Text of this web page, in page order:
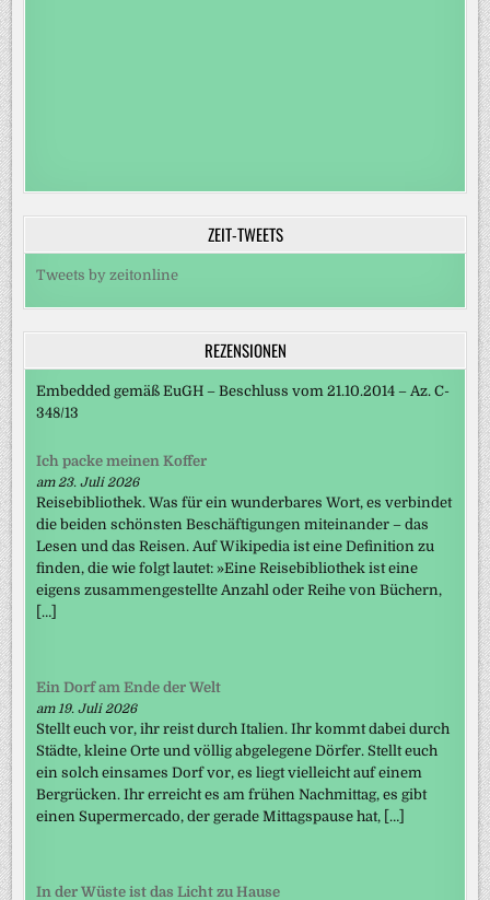
ZEIT-TWEETS
Tweets by zeitonline
REZENSIONEN
Embedded gemäß EuGH – Beschluss vom 21.10.2014 – Az. C-
348/13
Ich packe meinen Koffer
am 23. Juli 2026
Reisebibliothek. Was für ein wunderbares Wort, es verbindet
die beiden schönsten Beschäftigungen miteinander – das
Lesen und das Reisen. Auf Wikipedia ist eine Definition zu
finden, die wie folgt lautet: »Eine Reisebibliothek ist eine
eigens zusammengestellte Anzahl oder Reihe von Büchern,
[…]
Ein Dorf am Ende der Welt
am 19. Juli 2026
Stellt euch vor, ihr reist durch Italien. Ihr kommt dabei durch
Städte, kleine Orte und völlig abgelegene Dörfer. Stellt euch
ein solch einsames Dorf vor, es liegt vielleicht auf einem
Bergrücken. Ihr erreicht es am frühen Nachmittag, es gibt
einen Supermercado, der gerade Mittagspause hat, […]
In der Wüste ist das Licht zu Hause